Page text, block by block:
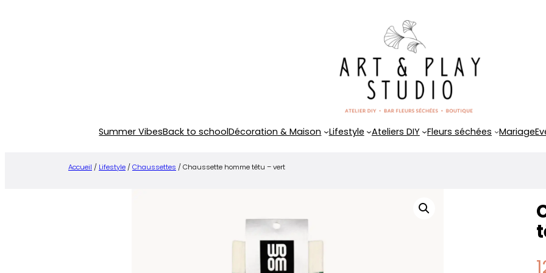
Summer VibesBack to schoolDécoration & Maison Lifestyle Ateliers DIY Fleurs séchées Mariage
Accueil / Lifestyle /Chaussettes / Chaussette homme têtu – vert